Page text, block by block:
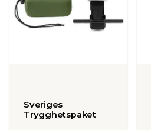
Sveriges
Trygghetspaket